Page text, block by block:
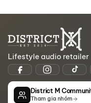
Lifestyle audio retailer
District M
Tham gia nhóm